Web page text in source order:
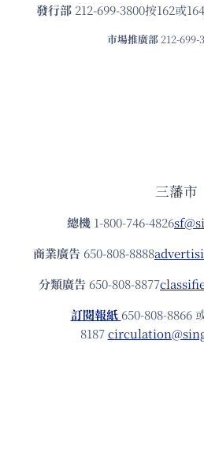
發⾏部 212-699-3800按162或164
市場推廣部 212-699-
三藩市
總機 1-800-746-4826
商業廣告 650-808-8888
分類廣告 650-808-8877
訂閱報紙 650-808-8866
8187